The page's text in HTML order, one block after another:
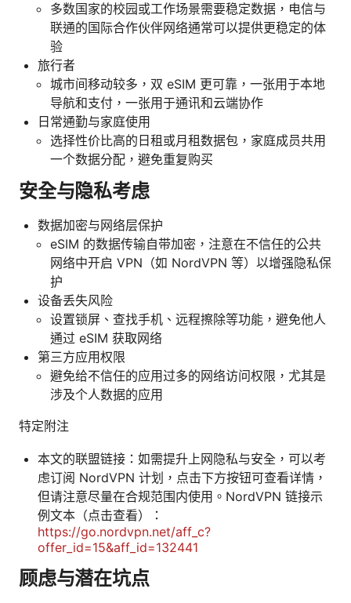
多数国家的校园或工作场景需要稳定数据，电信与
联通的国际合作伙伴网络通常可以提供更稳定的体
验
旅行者
城市间移动较多，双 eSIM 更可靠，一张用于本地
导航和支付，一张用于通讯和云端协作
日常通勤与家庭使用
选择性价比高的日租或月租数据包，家庭成员共用
一个数据分配，避免重复购买
安全与隐私考虑
数据加密与网络层保护
eSIM 的数据传输自带加密，注意在不信任的公共
网络中开启 VPN（如 NordVPN 等）以增强隐私保
护
设备丢失风险
设置锁屏、查找手机、远程擦除等功能，避免他人
通过 eSIM 获取网络
第三方应用权限
避免给不信任的应用过多的网络访问权限，尤其是
涉及个人数据的应用
特定附注
本文的联盟链接：如需提升上网隐私与安全，可以考
虑订阅 NordVPN 计划，点击下方按钮可查看详情，
但请注意尽量在合规范围内使用。NordVPN 链接示
例文本（点击查看）：
https://go.nordvpn.net/aff_c?
offer_id=15&aff_id=132441
顾虑与潜在坑点